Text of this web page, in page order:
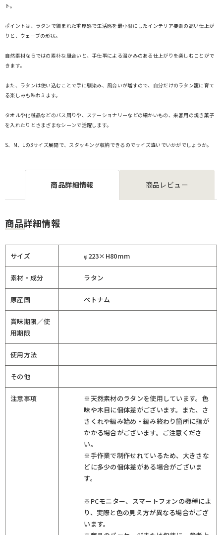
ト。
ポイントは、ラタンで編まれた重厚感で生活感を最小限にしたインテリア要素の高い仕上が
りと、ウェーブの形状。
自然素材ならではの素朴な風合いと、手仕事による温かみのある仕上がりを楽しむことがで
きます。
また、ラタンは使い込むことで手に馴染み、風合いが増すので、自分だけのラタン籠に育て
る楽しみも味わえます。
タオルや化粧品などのバス周りや、ステーショナリーなどの細かいもの、来客用の焼き菓子
を入れたりとさまざまなシーンで活躍します。
S、M、Lの3サイズ展開で、スタッキング収納できるのでサイズ違いでいかがでしょうか。
商品詳細情報 商品レビュー
商品詳細情報
サイズ φ223×H80mm
素材・成分 ラタン
原産国 ベトナム
賞味期限／使
用期限
使用方法
その他
注意事項
※天然素材のラタンを使用しています。色
味や木目に個体差がございます。また、さ
さくれや編み始め・編み終わり箇所に指が
かかる場合がございます。ご注意くださ
い。
※手作業で制作せれているため、大きさな
どに多少の個体差がある場合がございま
す。
※PCモニター、スマートフォンの機種によ
り、実際と色の見え方が異なる場合がござ
います。